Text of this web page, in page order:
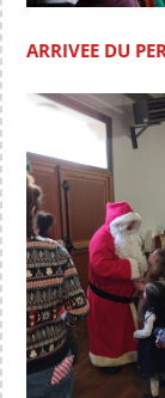
ARRIVEE DU